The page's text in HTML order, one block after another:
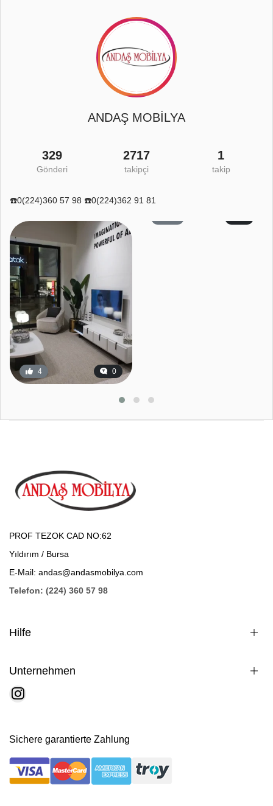
ANDAŞ MOBİLYA
329
Gönderi
2717
takipçi
1
takip
☎️0(224)360 57 98 ☎️0(224)362 91 81
4 0
PROF TEZOK CAD NO:62
Yıldırım / Bursa
E-Mail: andas@andasmobilya.com
Telefon: (224) 360 57 98
Hilfe
Unternehmen
Sichere garantierte Zahlung